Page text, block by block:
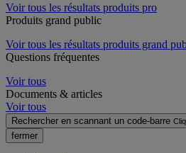
Voir tous les résultats produits pro
Produits grand public
Voir tous les résultats produits grand
Questions fréquentes
Voir tous
Documents & articles
Voir tous
Rechercher en scannant un code-barre
fermer